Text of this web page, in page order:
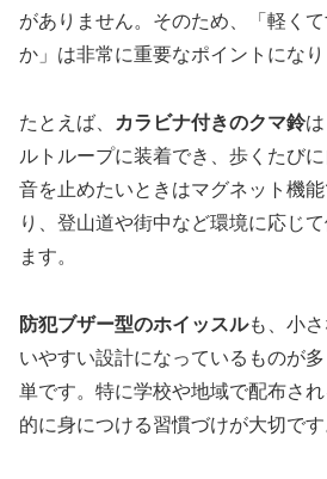
がありません。そのため、「軽く
か」は非常に重要なポイントになり
たとえば、 カラビナ付きのクマ鈴
ルトループに装着でき、歩くたびに
音を止めたいときはマグネット機
り、登山道や街中など環境に応じ
ます。
防犯ブザー型のホイッスルも、小
いやすい設計になっているものが
単です。特に学校や地域で配布さ
的に身につける習慣づけが大切です